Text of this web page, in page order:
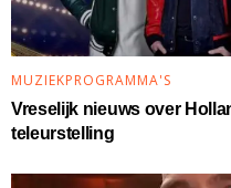
MUZIEKPROGRAMMA'S
Vreselijk nieuws over
teleurstelling